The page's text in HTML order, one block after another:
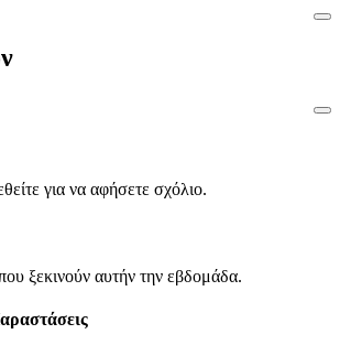
για να αφήσετε σχόλιο.
ξεκινούν αυτήν την εβδομάδα.